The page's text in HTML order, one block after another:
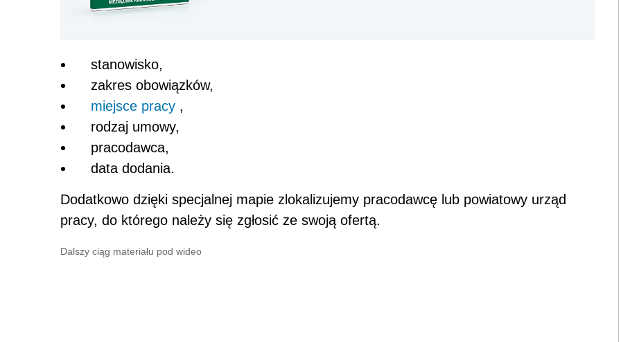
stanowisko,
zakres obowiązków,
miejsce pracy ,
rodzaj umowy,
pracodawca,
data dodania.
Dodatkowo dzięki specjalnej mapie zlokalizujemy pracodawcę lub powiatowy urząd
pracy, do którego należy się zgłosić ze swoją ofertą.
Dalszy ciąg materiału pod wideo